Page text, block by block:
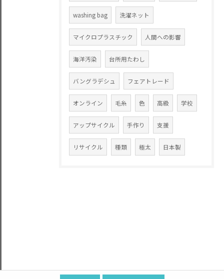
washing bag 洗濯ネット
マイクロプラスチック 人間への影響
海洋汚染 台所用たわし
バングラデシュ フェアトレード
オンライン 毛糸 色 高級 学校
アップサイクル 手作り 支援
リサイクル 種類 極太 日本製